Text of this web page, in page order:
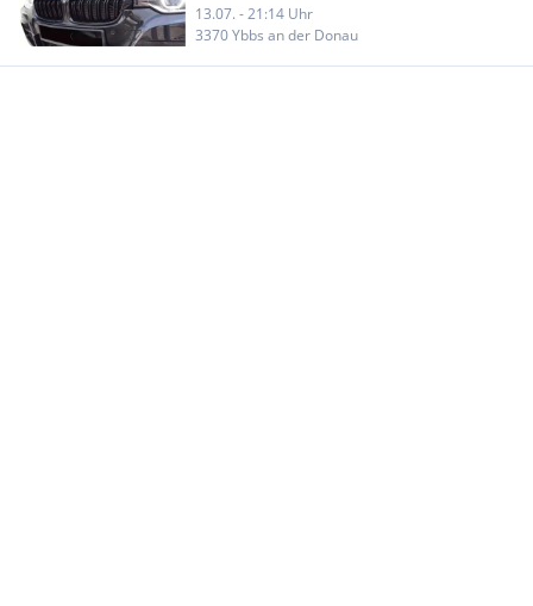
13.07. - 21:14 Uhr
3370 Ybbs an der Donau